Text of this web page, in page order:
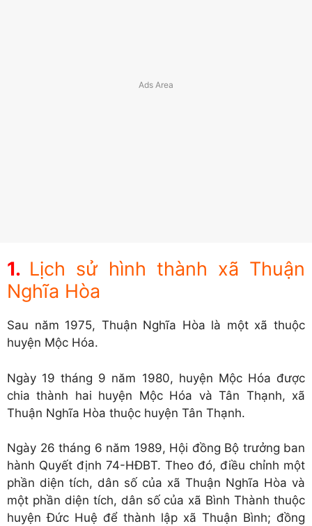
Lịch sử hình thành xã Thuận
Nghĩa Hòa
Sau năm 1975, Thuận Nghĩa Hòa là một xã thuộc
huyện Mộc Hóa.
Ngày 19 tháng 9 năm 1980, huyện Mộc Hóa được
chia thành hai huyện Mộc Hóa và Tân Thạnh, xã
Thuận Nghĩa Hòa thuộc huyện Tân Thạnh.
Ngày 26 tháng 6 năm 1989, Hội đồng Bộ trưởng ban
hành Quyết định 74-HĐBT. Theo đó, điều chỉnh một
phần diện tích, dân số của xã Thuận Nghĩa Hòa và
một phần diện tích, dân số của xã Bình Thành thuộc
huyện Đức Huệ để thành lập xã Thuận Bình; đồng